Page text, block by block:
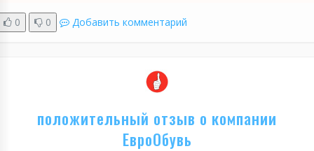
0 0 Добавить комментарий
положительный отзыв о компании
ЕвроОбувь